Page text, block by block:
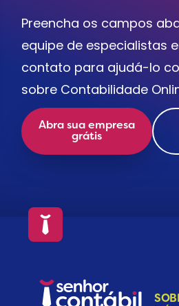
Preencha os campos
equipe de especialistas
contato para ajudá-lo
sobre Contabilidade
Abra sua empresa
grátis